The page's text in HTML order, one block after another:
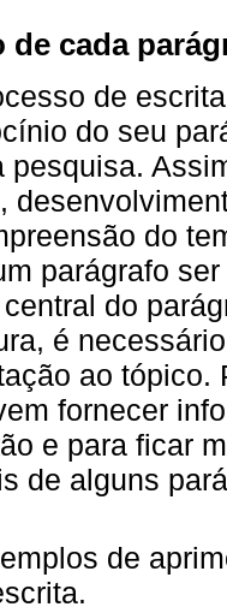
de cada
de
do seu
pesquisa.
do
parágrafo
do
é
ao
fornecer
e para ficar
de alguns
de